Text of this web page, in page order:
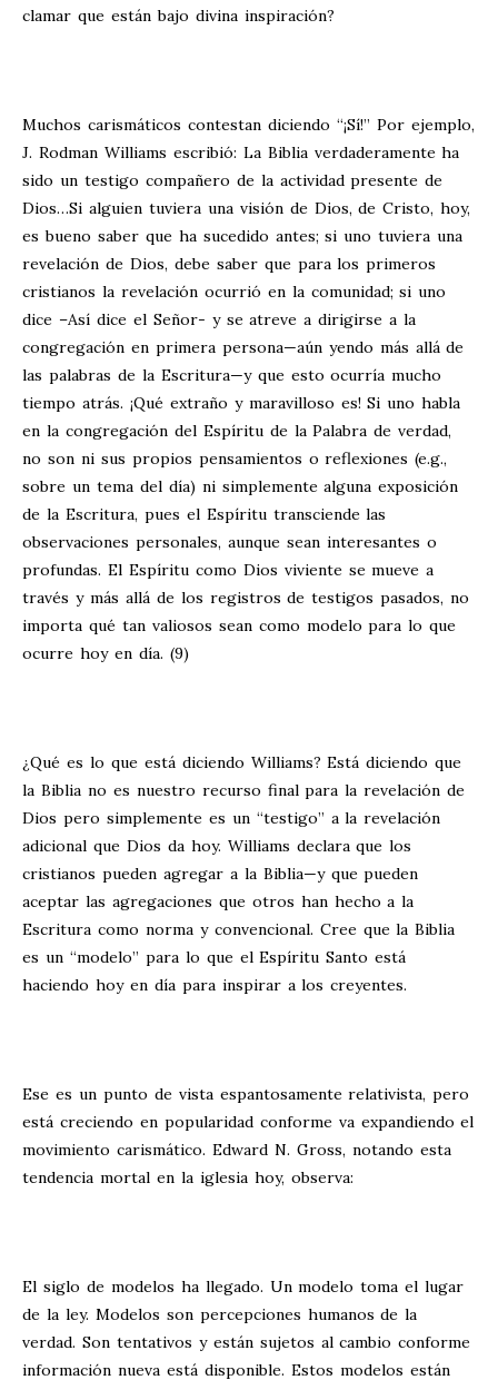
clamar que están bajo divina inspiración?
Muchos carismáticos contestan diciendo “¡Sí!” Por ejemplo,
J. Rodman Williams escribió: La Biblia verdaderamente ha
sido un testigo compañero de la actividad presente de
Dios…Si alguien tuviera una visión de Dios, de Cristo, hoy,
es bueno saber que ha sucedido antes; si uno tuviera una
revelación de Dios, debe saber que para los primeros
cristianos la revelación ocurrió en la comunidad; si uno
dice –Así dice el Señor- y se atreve a dirigirse a la
congregación en primera persona—aún yendo más allá de
las palabras de la Escritura—y que esto ocurría mucho
tiempo atrás. ¡Qué extraño y maravilloso es! Si uno habla
en la congregación del Espíritu de la Palabra de verdad,
no son ni sus propios pensamientos o reflexiones (e.g.,
sobre un tema del día) ni simplemente alguna exposición
de la Escritura, pues el Espíritu transciende las
observaciones personales, aunque sean interesantes o
profundas. El Espíritu como Dios viviente se mueve a
través y más allá de los registros de testigos pasados, no
importa qué tan valiosos sean como modelo para lo que
ocurre hoy en día. (9)
¿Qué es lo que está diciendo Williams? Está diciendo que
la Biblia no es nuestro recurso final para la revelación de
Dios pero simplemente es un “testigo” a la revelación
adicional que Dios da hoy. Williams declara que los
cristianos pueden agregar a la Biblia—y que pueden
aceptar las agregaciones que otros han hecho a la
Escritura como norma y convencional. Cree que la Biblia
es un “modelo” para lo que el Espíritu Santo está
haciendo hoy en día para inspirar a los creyentes.
Ese es un punto de vista espantosamente relativista, pero
está creciendo en popularidad conforme va expandiendo el
movimiento carismático. Edward N. Gross, notando esta
tendencia mortal en la iglesia hoy, observa:
El siglo de modelos ha llegado. Un modelo toma el lugar
de la ley. Modelos son percepciones humanos de la
verdad. Son tentativos y están sujetos al cambio conforme
información nueva está disponible. Estos modelos están